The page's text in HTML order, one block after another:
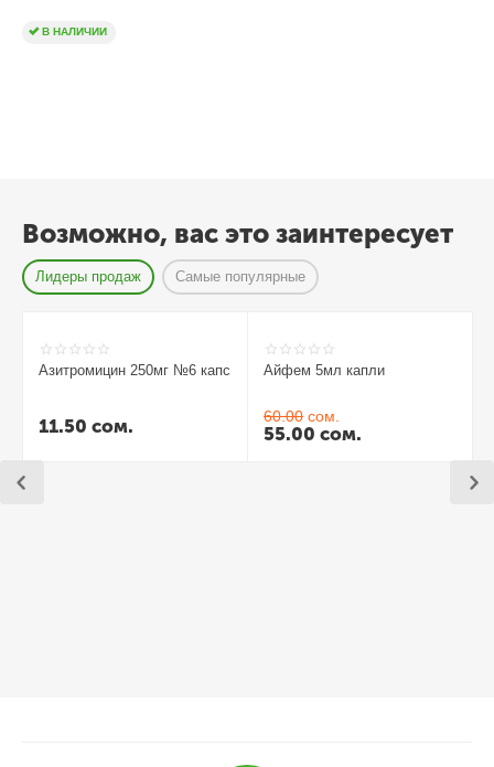
В НАЛИЧИИ
Возможно, вас это заинтересует
Лидеры продаж Самые популярные
Азитромицин 250мг №6 капс
11.50 сом.
Айфем 5мл капли
60.00 сом.
55.00 сом.